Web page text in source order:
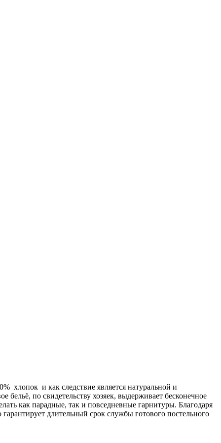
хлопок и как следствие является натуральной и
по свидетельству хозяек, выдерживает бесконечное
как парадные, так и повседневные гарнитуры. Благодаря
длительный срок службы готового постельного